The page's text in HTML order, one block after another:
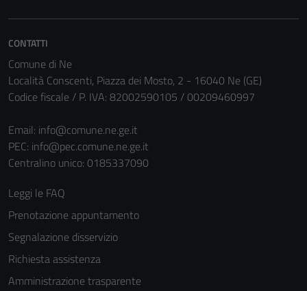
CONTATTI
Comune di Ne
Località Conscenti, Piazza dei Mosto, 2 - 16040 Ne (GE)
Codice fiscale / P. IVA: 82002590105 / 00209460997
Email: info@comune.ne.ge.it
PEC: info@pec.comune.ne.ge.it
Centralino unico: 0185337090
Leggi le FAQ
Prenotazione appuntamento
Segnalazione disservizio
Richiesta assistenza
Amministrazione trasparente